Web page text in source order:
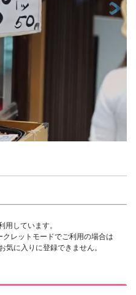
用しています。
レットモードでご利用の場合は
に入りに登録できません。